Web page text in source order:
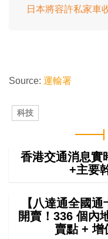
日本將容許私家車
Source: 運輸署
科技
香港交通消息實
+主要
【八達通全國
開賣！336 個內
賣點 + 增